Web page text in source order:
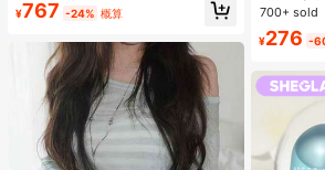
#1 ベストセラー
に カウルネック 女性用トップス、ブラウス、Tシャツ
売り切れ間近！
¥767 -24% 概算
強力な保
ーチ、旅
700+ sold
¥276 -